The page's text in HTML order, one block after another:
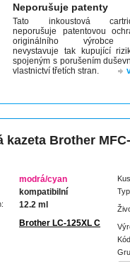
Neporušuje patenty
Tato inkoustová
neporušuje patentovou
originálního
nevystavuje tak kupující
spojeným s porušením
vlastnictví třetích stran.
kazeta Brother
modrá/cyan
kompatibilní
12.2 ml
Brother LC-125XL C